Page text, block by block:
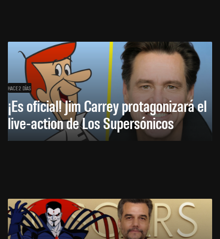
HACE 2 DÍAS
¡Es oficial! Jim Carrey protagonizará el
live-action de Los Supersónicos